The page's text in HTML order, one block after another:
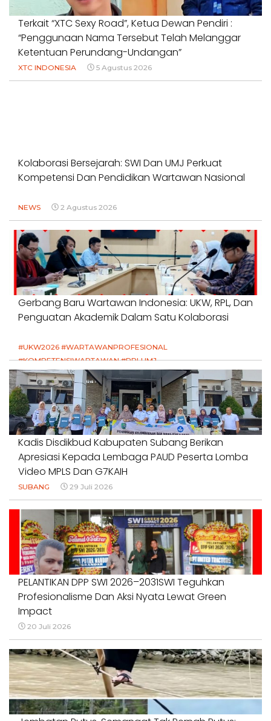
Terkait “XTC Sexy Road”, Ketua Dewan Pendiri :
“Penggunaan Nama Tersebut Telah Melanggar
Ketentuan Perundang-Undangan”
XTC INDONESIA 5 Agustus 2026
Kolaborasi Bersejarah: SWI Dan UMJ Perkuat
Kompetensi Dan Pendidikan Wartawan Nasional
NEWS 2 Agustus 2026
Gerbang Baru Wartawan Indonesia: UKW, RPL, Dan
Penguatan Akademik Dalam Satu Kolaborasi
#UKW2026 #WARTAWANPROFESIONAL
#KOMPETENSIWARTAWAN #RPLUMJ
#PENDIDIKANWARTAWAN #SWINASIONAL #SWIJABAR
1 Agustus 2026
Kadis Disdikbud Kabupaten Subang Berikan
Apresiasi Kepada Lembaga PAUD Peserta Lomba
Video MPLS Dan G7KAIH
SUBANG 29 Juli 2026
PELANTIKAN DPP SWI 2026–2031SWI Teguhkan
Profesionalisme Dan Aksi Nyata Lewat Green
Impact
20 Juli 2026